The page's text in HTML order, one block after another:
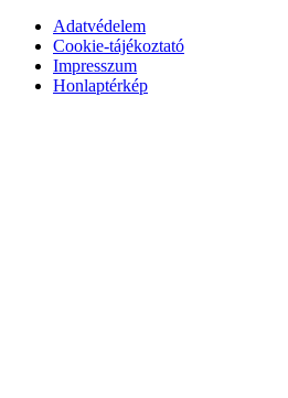
Adatvédelem
Cookie-tájékoztató
Impresszum
Honlaptérkép